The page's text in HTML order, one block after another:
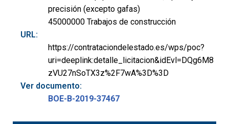
precisión (excepto gafas)
45000000 Trabajos de construcción
URL:
https://contrataciondelestado.es/wps/poc?
uri=deeplink:detalle_licitacion&idEvl=DQg6M8
zVU27nSoTX3z%2F7wA%3D%3D
Ver documento:
BOE-B-2019-37467